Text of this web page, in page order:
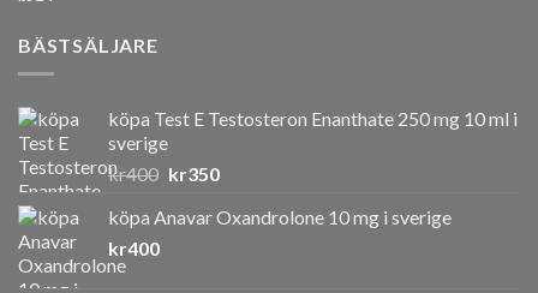
BÄSTSÄLJARE
köpa Test E Testosteron Enanthate 250 mg 10 ml i
sverige
kr400 Det
priset
kr350Det
priset
köpa Anavar Oxandrolone 10 mg i sverige
kr400